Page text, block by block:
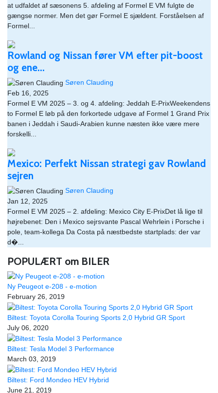
at udfaldet af sæsonens 5. afdeling af Formel E VM fulgte de
gængse normer. Men det gør Formel E sjældent. Forståelsen af
Formel...
Rowland og Nissan fører VM efter pit-boost
og ene...
Søren Clauding
Feb 16, 2025
Formel E VM 2025 – 3. og 4. afdeling: Jeddah E-PrixWeekendens
to Formel E løb på den forkortede udgave af Formel 1 Grand Prix
banen i Jeddah i Saudi-Arabien kunne næsten ikke være mere
forskelli...
Mexico: Perfekt Nissan strategi gav Rowland
sejren
Søren Clauding
Jan 12, 2025
Formel E VM 2025 – 2. afdeling: Mexico City E-PrixDet lå lige til
højrebenet: Den i Mexico sejrsvante Pascal Wehrlein i Porsche i
pole, team-kollega Da Costa på næstbedste startplads: der var
d�...
POPULÆRT om BILER
Ny Peugeot e-208 - e-motion
February 26, 2019
Biltest: Toyota Corolla Touring Sports 2,0 Hybrid GR Sport
July 06, 2020
Biltest: Tesla Model 3 Performance
March 03, 2019
Biltest: Ford Mondeo HEV Hybrid
June 21, 2019